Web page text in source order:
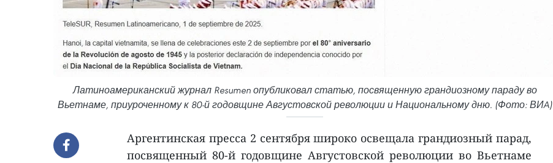
Латиноамериканский журнал Resumen опубликовал статью, посвященную грандиозному параду во
Вьетнаме, приуроченному к 80-й годовщине Августовской революции и Национальному дню. (Фото: ВИA)
Аргентинская пресса 2 сентября широко освещала грандиозный парад,
посвященный 80-й годовщине Августовской революции во Вьетнаме